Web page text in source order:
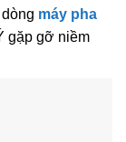
máy pha
gặp gỡ niềm